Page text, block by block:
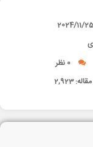
2024/11/25
0 نظر
2,923